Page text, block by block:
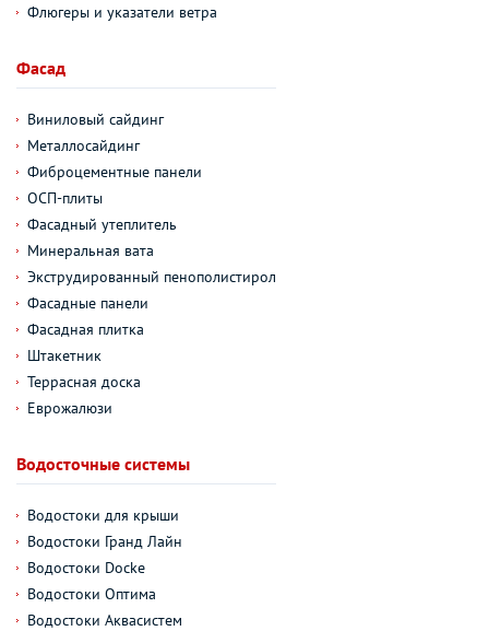
Флюгеры и указатели ветра
Фасад
Виниловый сайдинг
Металлосайдинг
Фиброцементные панели
ОСП-плиты
Фасадный утеплитель
Минеральная вата
Экструдированный пенополистирол
Фасадные панели
Фасадная плитка
Штакетник
Террасная доска
Еврожалюзи
Водосточные системы
Водостоки для крыши
Водостоки Гранд Лайн
Водостоки Docke
Водостоки Оптима
Водостоки Аквасистем